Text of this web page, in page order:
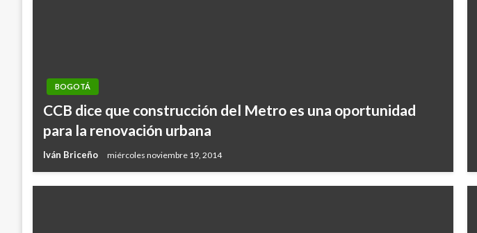
BOGOTÁ
CCB dice que construcción del Metro es una oportunidad
para la renovación urbana
Iván Briceño miércoles noviembre 19, 2014